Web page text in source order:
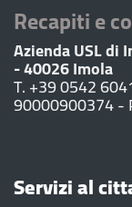
Recapiti e
Azienda USL di
- 40026 Imola
T. +39 0542
90000900374 -
Servizi al